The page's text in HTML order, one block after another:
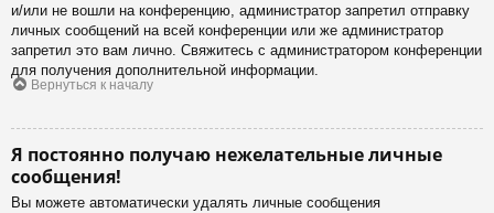
и/или не вошли на конференцию, администратор запретил отправку
личных сообщений на всей конференции или же администратор
запретил это вам лично. Свяжитесь с администратором конференции
для получения дополнительной информации.
Вернуться к началу
Я постоянно получаю нежелательные личные
сообщения!
Вы можете автоматически удалять личные сообщения